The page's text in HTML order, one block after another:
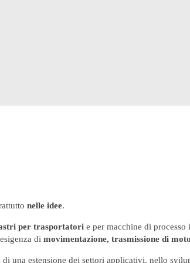
nelle idee.
per trasportatori e per macchine di
di movimentazione, trasmissione di
una estensione dei settori applicativi, nello